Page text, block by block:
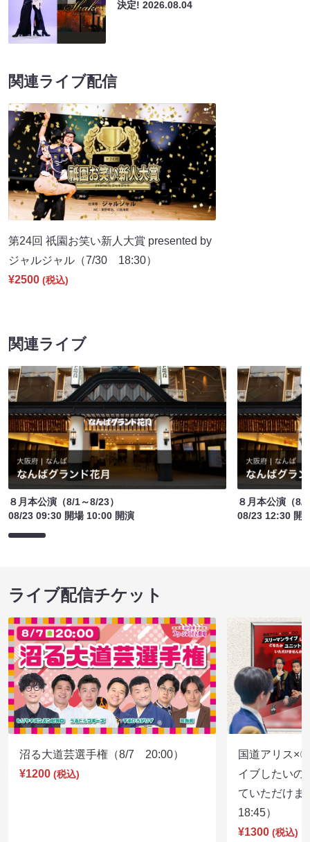
決定!2026.08.04
関連ライブ配信
第24回 祇園お笑い新人大賞 presented by
ジャルジャル（7/30 18:30）
¥2500 (税込)
関連ライブ
８月本公演（8/1～8/23）
08/23 09:30 開場 10:00 開演
８月本公演（8/
08/23 12:30 開
ライブ配信チケット
沼る大道芸選手権（8/7 20:00）
¥1200 (税込)
国道アリス×
イブしたいの
ていただけ
18:45）
¥1300 (税込)